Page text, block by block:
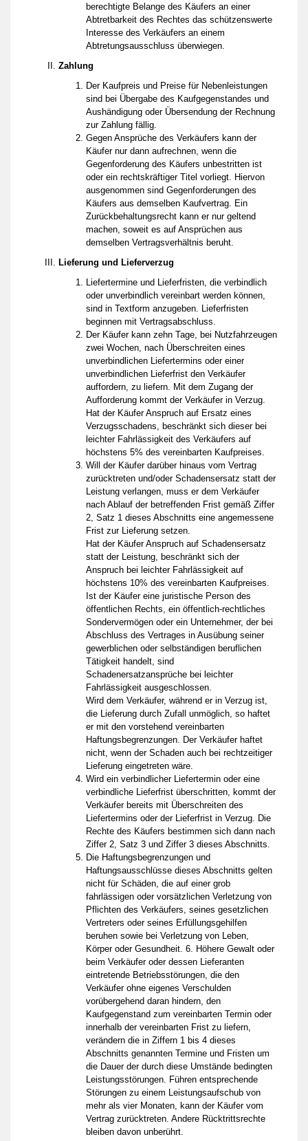
berechtigte Belange des Käufers an einer
Abtretbarkeit des Rechtes das schützenswerte
Interesse des Verkäufers an einem
Abtretungsausschluss überwiegen.
Zahlung
Der Kaufpreis und Preise für Nebenleistungen
sind bei Übergabe des Kaufgegenstandes und
Aushändigung oder Übersendung der Rechnung
zur Zahlung fällig.
Gegen Ansprüche des Verkäufers kann der
Käufer nur dann aufrechnen, wenn die
Gegenforderung des Käufers unbestritten ist
oder ein rechtskräftiger Titel vorliegt. Hiervon
ausgenommen sind Gegenforderungen des
Käufers aus demselben Kaufvertrag. Ein
Zurückbehaltungsrecht kann er nur geltend
machen, soweit es auf Ansprüchen aus
demselben Vertragsverhältnis beruht.
Lieferung und Lieferverzug
Liefertermine und Lieferfristen, die verbindlich
oder unverbindlich vereinbart werden können,
sind in Textform anzugeben. Lieferfristen
beginnen mit Vertragsabschluss.
Der Käufer kann zehn Tage, bei Nutzfahrzeugen
zwei Wochen, nach Überschreiten eines
unverbindlichen Liefertermins oder einer
unverbindlichen Lieferfrist den Verkäufer
auffordern, zu liefern. Mit dem Zugang der
Aufforderung kommt der Verkäufer in Verzug.
Hat der Käufer Anspruch auf Ersatz eines
Verzugsschadens, beschränkt sich dieser bei
leichter Fahrlässigkeit des Verkäufers auf
höchstens 5% des vereinbarten Kaufpreises.
Will der Käufer darüber hinaus vom Vertrag
zurücktreten und/oder Schadensersatz statt der
Leistung verlangen, muss er dem Verkäufer
nach Ablauf der betreffenden Frist gemäß Ziffer
2, Satz 1 dieses Abschnitts eine angemessene
Frist zur Lieferung setzen.
Hat der Käufer Anspruch auf Schadensersatz
statt der Leistung, beschränkt sich der
Anspruch bei leichter Fahrlässigkeit auf
höchstens 10% des vereinbarten Kaufpreises.
Ist der Käufer eine juristische Person des
öffentlichen Rechts, ein öffentlich-rechtliches
Sondervermögen oder ein Unternehmer, der bei
Abschluss des Vertrages in Ausübung seiner
gewerblichen oder selbständigen beruflichen
Tätigkeit handelt, sind
Schadenersatzansprüche bei leichter
Fahrlässigkeit ausgeschlossen.
Wird dem Verkäufer, während er in Verzug ist,
die Lieferung durch Zufall unmöglich, so haftet
er mit den vorstehend vereinbarten
Haftungsbegrenzungen. Der Verkäufer haftet
nicht, wenn der Schaden auch bei rechtzeitiger
Lieferung eingetreten wäre.
Wird ein verbindlicher Liefertermin oder eine
verbindliche Lieferfrist überschritten, kommt der
Verkäufer bereits mit Überschreiten des
Liefertermins oder der Lieferfrist in Verzug. Die
Rechte des Käufers bestimmen sich dann nach
Ziffer 2, Satz 3 und Ziffer 3 dieses Abschnitts.
Die Haftungsbegrenzungen und
Haftungsausschlüsse dieses Abschnitts gelten
nicht für Schäden, die auf einer grob
fahrlässigen oder vorsätzlichen Verletzung von
Pflichten des Verkäufers, seines gesetzlichen
Vertreters oder seines Erfüllungsgehilfen
beruhen sowie bei Verletzung von Leben,
Körper oder Gesundheit. 6. Höhere Gewalt oder
beim Verkäufer oder dessen Lieferanten
eintretende Betriebsstörungen, die den
Verkäufer ohne eigenes Verschulden
vorübergehend daran hindern, den
Kaufgegenstand zum vereinbarten Termin oder
innerhalb der vereinbarten Frist zu liefern,
verändern die in Ziffern 1 bis 4 dieses
Abschnitts genannten Termine und Fristen um
die Dauer der durch diese Umstände bedingten
Leistungsstörungen. Führen entsprechende
Störungen zu einem Leistungsaufschub von
mehr als vier Monaten, kann der Käufer vom
Vertrag zurücktreten. Andere Rücktrittsrechte
bleiben davon unberührt.